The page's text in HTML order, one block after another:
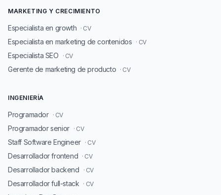
MARKETING Y CRECIMIENTO
Especialista en growth · CV
Especialista en marketing de contenidos · CV
Especialista SEO · CV
Gerente de marketing de producto · CV
INGENIERÍA
Programador · CV
Programador senior · CV
Staff Software Engineer · CV
Desarrollador frontend · CV
Desarrollador backend · CV
Desarrollador full-stack · CV